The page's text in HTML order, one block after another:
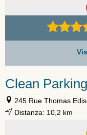
Clean
245 Rue Thomas
Distanza: 10,2 km